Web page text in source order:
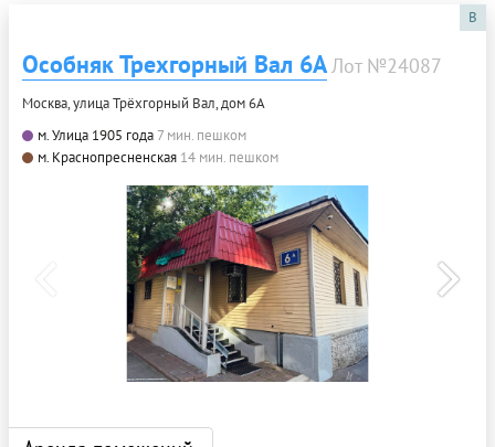
B
Особняк Трехгорный Вал 6АЛот №24087
Москва, улица Трёхгорный Вал, дом 6А
м. Улица 1905 года 7 мин. пешком
м. Краснопресненская 14 мин. пешком